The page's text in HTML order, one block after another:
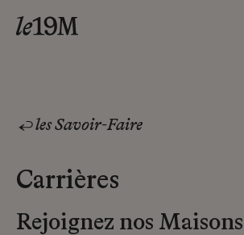
les Savoir-Faire
Carrières
Rejoignez nos